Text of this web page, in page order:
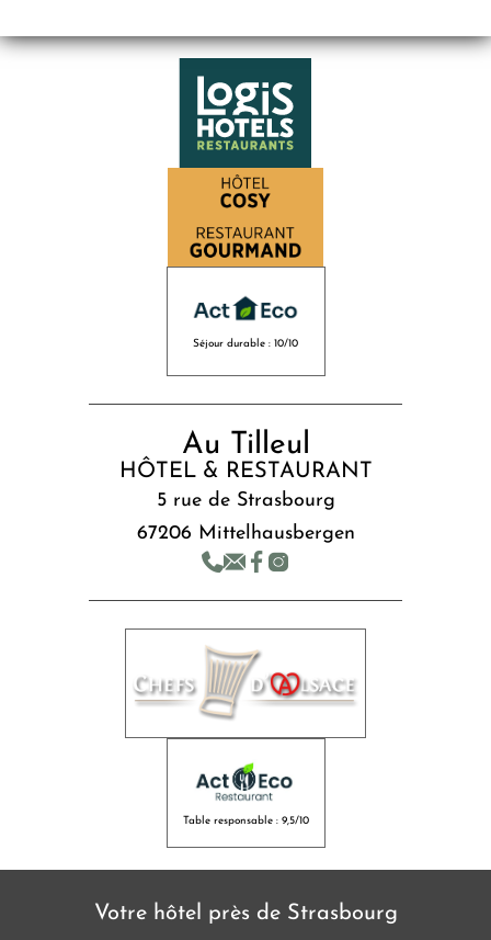
Séjour durable : 10/10
Au Tilleul
HÔTEL & RESTAURANT
5 rue de Strasbourg
67206 Mittelhausbergen
Table responsable : 9,5/10
Votre hôtel près de Strasbourg